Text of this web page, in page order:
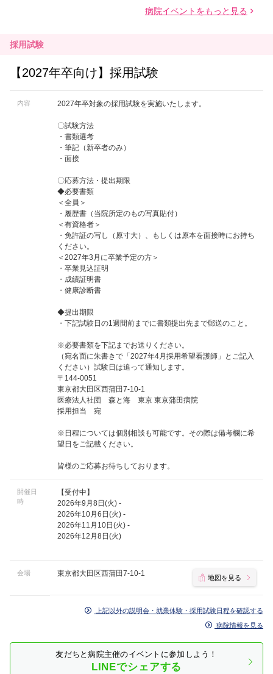
採用試験
【2027年卒向け】採用試験
内容 2027年卒対象の採用試験を実施いたします。
〇試験方法
・書類選考
・筆記（新卒者のみ）
・面接
〇応募方法・提出期限
◆必要書類
＜全員＞
・履歴書（当院所定のもの写真貼付）
＜有資格者＞
・免許証の写し（原寸大）、もしくは原本を面接時にお持ち
ください。
＜2027年3月に卒業予定の方＞
・卒業見込証明
・成績証明書
・健康診断書
◆提出期限
・下記試験日の1週間前までに書類提出先まで郵送のこと。
※必要書類を下記までお送りください。
（宛名面に朱書きで「2027年4月採用希望看護師」とご記入
ください）試験日は追って通知します。
〒144-0051
東京都大田区西蒲田7-10-1
医療法人社団 森と海 東京 東京蒲田病院
採用担当 宛
※日程については個別相談も可能です。その際は備考欄に希
望日をご記載ください。
皆様のご応募お待ちしております。
開催日
時
【受付中】
2026年9月8日(火) -
2026年10月6日(火) -
2026年11月10日(火) -
2026年12月8日(火)
会場 東京都大田区西蒲田7-10-1 地図を見る
上記以外の説明会・就業体験・採用試験日程を確認する
病院情報を見る
友だちと病院主催のイベントに参加しよう！
LINEでシェアする